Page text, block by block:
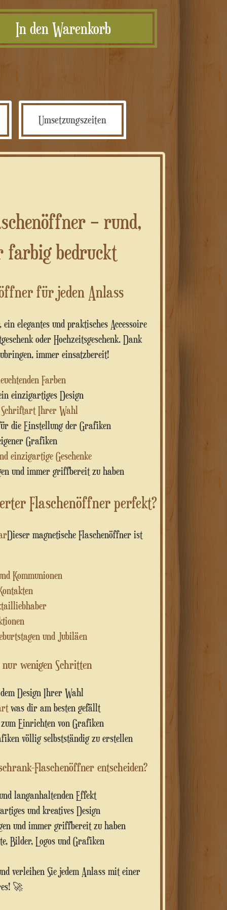
frigo
personalizzato
Menge
In den Warenkorb
Umsetzungszeiten
– rund,
farbig bedruckt
für jeden Anlass
ein elegantes und praktisches Accessoire
oder Hochzeitsgeschenk. Dank
immer einsatzbereit!
Farben
einzigartiges Design
Schriftart Ihrer Wahl
die Einstellung der Grafiken
Grafiken
einzigartige Geschenke
und immer griffbereit zu haben
Flaschenöffner perfekt?
Dieser magnetische Flaschenöffner ist
Kommunionen
und Jubiläen
wenigen Schritten
Design Ihrer Wahl
was dir am besten gefällt
Einrichten von Grafiken
völlig selbstständig zu erstellen
Flaschenöffner entscheiden?
langanhaltenden Effekt
und kreatives Design
und immer griffbereit zu haben
Bilder, Logos und Grafiken
verleihen Sie jedem Anlass mit einer
🚀